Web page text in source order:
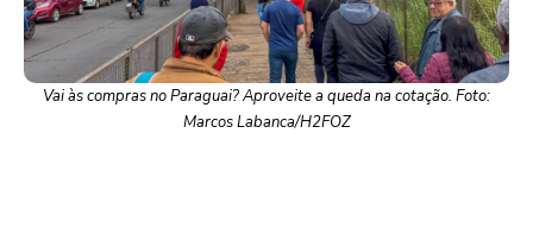
Vai às compras no Paraguai? Aproveite a queda na cotação. Foto:
Marcos Labanca/H2FOZ